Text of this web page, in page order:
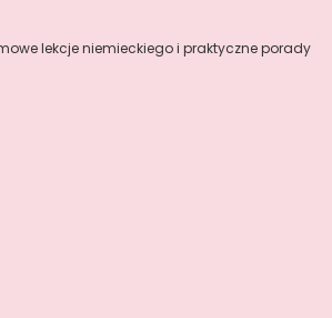
lekcje niemieckiego i praktyczne porady